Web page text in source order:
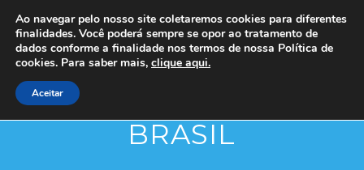
BRASIL
Ao navegar pelo nosso site coletaremos cookies para diferentes
finalidades. Você poderá sempre se opor ao tratamento de
dados conforme a finalidade nos termos de nossa Política de
cookies. Para saber mais, clique aqui.
Aceitar